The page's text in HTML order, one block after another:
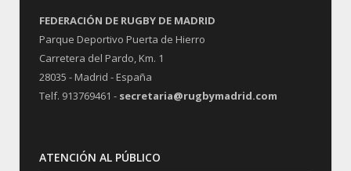
FEDERACIÓN DE RUGBY DE MADRID
Parque Deportivo Puerta de Hierro
Carretera del Pardo, Km. 1
28035 - Madrid - España
Telf. 913769461 - secretaria@rugbymadrid.com
ATENCIÓN AL PÚBLICO